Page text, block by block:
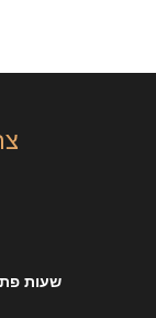
שעות